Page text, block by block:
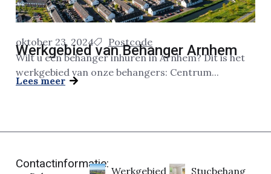
oktober 23, 2024 Postcode
Werkgebied van Behanger Arnhem
Wilt u een behanger inhuren in Arnhem? Dit is het
werkgebied van onze behangers: Centrum...
Lees meer
Contactinformatie:
Werkgebied
Stucbehang